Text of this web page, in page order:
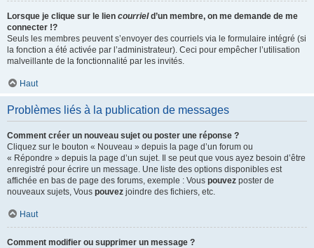
Lorsque je clique sur le lien courrield’un membre, on me demande de me
connecter !?
Seuls les membres peuvent s’envoyer des courriels via le formulaire intégré (si
la fonction a été activée par l’administrateur). Ceci pour empêcher l’utilisation
malveillante de la fonctionnalité par les invités.
Haut
Problèmes liés à la publication de messages
Comment créer un nouveau sujet ou poster une réponse ?
Cliquez sur le bouton « Nouveau » depuis la page d’un forum ou
« Répondre » depuis la page d’un sujet. Il se peut que vous ayez besoin d’être
enregistré pour écrire un message. Une liste des options disponibles est
affichée en bas de page des forums, exemple : Vous pouvez poster de
nouveaux sujets, Vous pouvez joindre des fichiers, etc.
Haut
Comment modifier ou supprimer un message ?